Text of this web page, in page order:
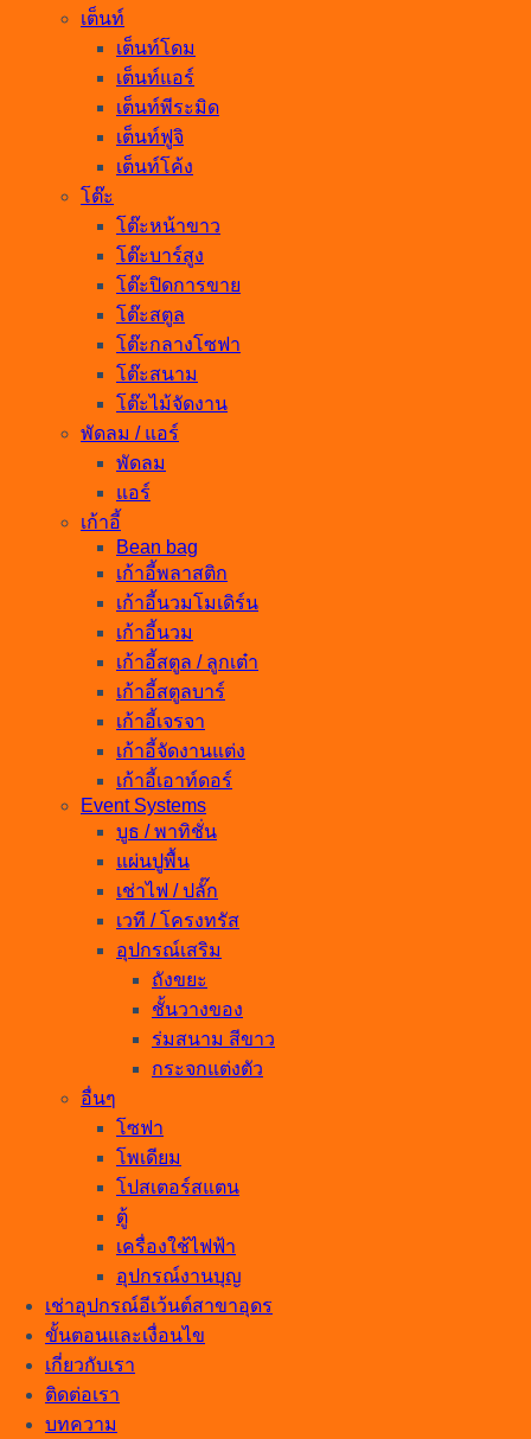
เต็นท์
เต็นท์โดม
เต็นท์แอร์
เต็นท์พีระมิด
เต็นท์ฟูจิ
เต็นท์โค้ง
โต๊ะ
โต๊ะหน้าขาว
โต๊ะบาร์สูง
โต๊ะปิดการขาย
โต๊ะสตูล
โต๊ะกลางโซฟา
โต๊ะสนาม
โต๊ะไม้จัดงาน
พัดลม / แอร์
พัดลม
แอร์
เก้าอี้
Bean bag
เก้าอี้พลาสติก
เก้าอี้นวมโมเดิร์น
เก้าอี้นวม
เก้าอี้สตูล / ลูกเต๋า
เก้าอี้สตูลบาร์
เก้าอี้เจรจา
เก้าอี้จัดงานแต่ง
เก้าอี้เอาท์ดอร์
Event Systems
บูธ / พาทิชั่น
แผ่นปูพื้น
เช่าไฟ / ปลั๊ก
เวที / โครงทรัส
อุปกรณ์เสริม
ถังขยะ
ชั้นวางของ
ร่มสนาม สีขาว
กระจกแต่งตัว
อื่นๆ
โซฟา
โพเดียม
โปสเตอร์สแตน
ตู้
เครื่องใช้ไฟฟ้า
อุปกรณ์งานบุญ
เช่าอุปกรณ์อีเว้นต์สาขาอุดร
ขั้นตอนและเงื่อนไข
เกี่ยวกับเรา
ติดต่อเรา
บทความ